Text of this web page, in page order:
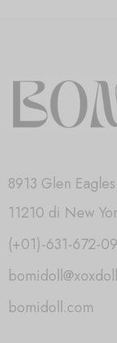
8913 Glen
11210 di New
(+01)-631-672-
bomidoll.com